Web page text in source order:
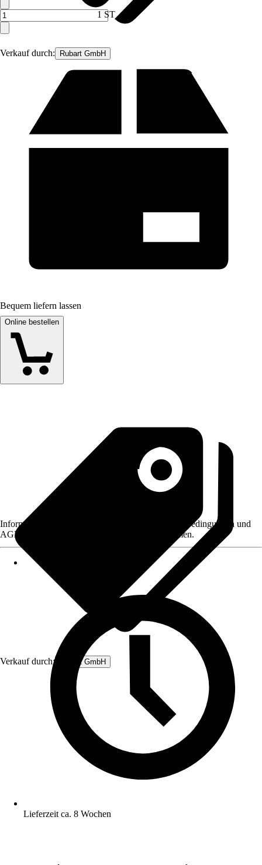
Verkauf durch: Rubart GmbH
1 ST
Bequem liefern lassen
Online bestellen
Verkauf durch: Rubart GmbH
Informationen des Verkäufers, wie z. B. Rückgabebedingungen und
AGB, finden Sie bei Klick auf den Verkäufernamen.
Lieferzeit ca. 8 Wochen